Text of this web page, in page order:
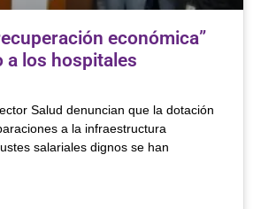
económica”
a los hospitales
Salud denuncian que la dotación
a la infraestructura
salariales dignos se han